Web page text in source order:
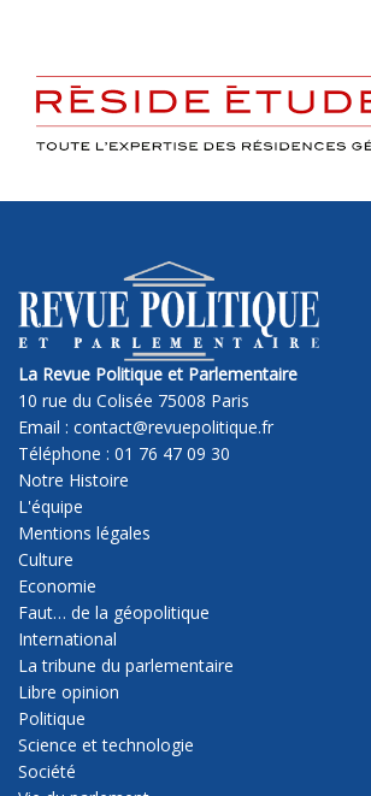
La Revue Politique et Parlementaire
10 rue du Colisée 75008 Paris
Email : contact@revuepolitique.fr
Téléphone : 01 76 47 09 30
Notre Histoire
L'équipe
Mentions légales
Culture
Economie
Faut… de la géopolitique
International
La tribune du parlementaire
Libre opinion
Politique
Science et technologie
Société